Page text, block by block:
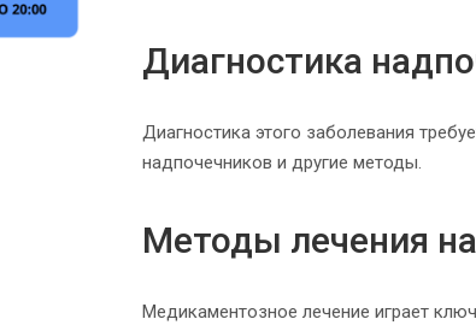
Диагностика
Диагностика этого заболевания
надпочечников и другие методы.
Методы лечения
Медикаментозное лечение играет